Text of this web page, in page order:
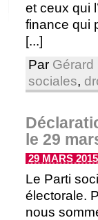
et ceux qui
finance qui
[...]
Par Gérard
sociales,
le 29
29 MARS
Le Parti
électorale.
nous